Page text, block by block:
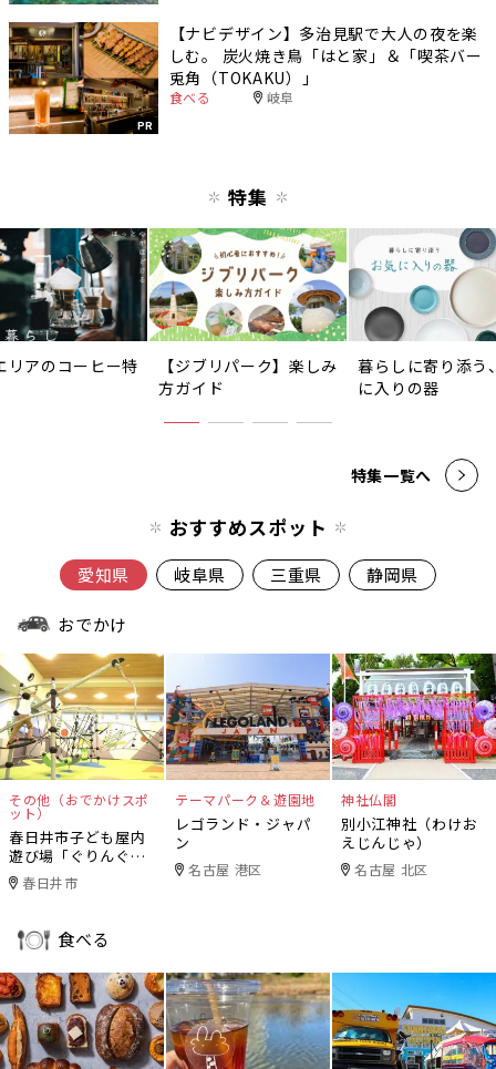
PR
【ナビデザイン】多治見駅で大人の夜を楽
しむ。 炭火焼き鳥「はと家」＆「喫茶バー
兎角（TOKAKU）」
食べる 岐阜
特集
リアのコーヒー特
【ジブリパーク】楽しみ
方ガイド
暮らしに寄り添う
に入りの器
特集一覧へ
おすすめスポット
愛知県 岐阜県 三重県 静岡県
おでかけ
その他（おでかけスポ
ット）
春日井市子ども屋内
遊び場「ぐりんぐり
ん」春日井市
テーマパーク＆遊園地
レゴランド・ジャパ
ン
名古屋 港区
神社仏閣
別小江神社（わけお
えじんじゃ）
名古屋 北区
食べる